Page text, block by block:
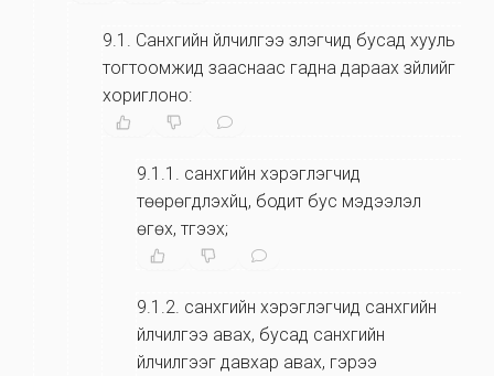
9.1 . Санхүүгийн үйлчилгээ үзүүлэгчид бусад хууль
тогтоомжид зааснаас гадна дараах зүйлийг
хориглоно:
9.1.1 . санхүүгийн хэрэглэгчид
төөрөгдүүлэхүйц, бодит бус мэдээлэл
өгөх, түгээх;
9.1.2. санхүүгийн хэрэглэгчид санхүүгийн
үйлчилгээ авах, бусад санхүүгийн
үйлчилгээг давхар авах, гэрээ